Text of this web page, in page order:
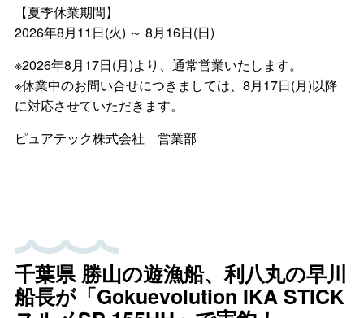
【夏季休業期間】
2026年8月11日(火) ～ 8月16日(日)
※2026年8月17日(月)より、通常営業いたします。
※休業中のお問い合せにつきましては、8月17日(月)以降
に対応させていただきます。
ピュアテック株式会社 営業部
千葉県 勝山の遊漁船、利八丸の早川
船長が「Gokuevolution IKA STICK